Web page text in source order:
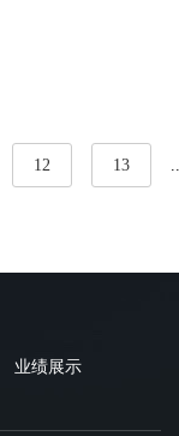
12 13
业绩展示